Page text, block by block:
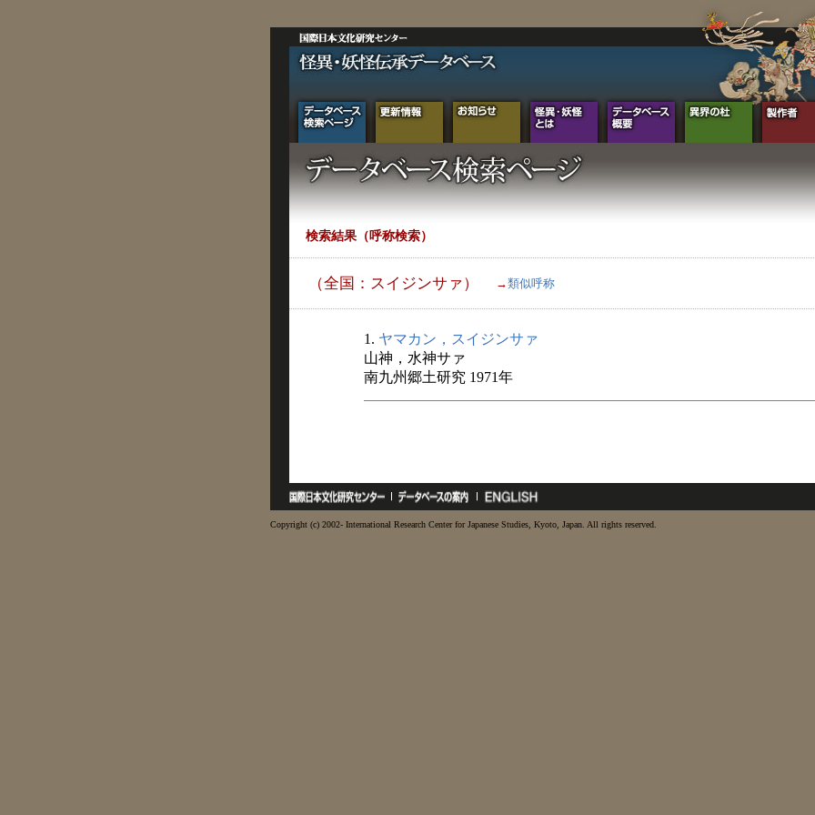
検索結果（呼称検索）
（全国：スイジンサァ） →類似呼称
1. ヤマカン，スイジンサァ
山神，水神サァ
南九州郷土研究 1971年
Copyright (c) 2002- International Research Center for Japanese Studies, Kyoto, Japan. All rights reserved.